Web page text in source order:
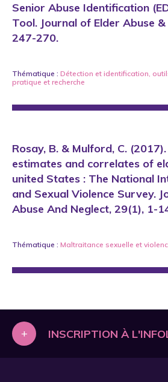
Senior Abuse Identification
Tool. Journal of Elder Abuse
247-270.
Thématique : Détection et identification,
pratique et recherche
Rosay, B. & Mulford, C.
estimates and correlates of
united States : The National
and Sexual Violence Survey.
Abuse And Neglect, 29(1), 1-
Thématique : Maltraitance sexuelle et
+ INSCRIPTION À